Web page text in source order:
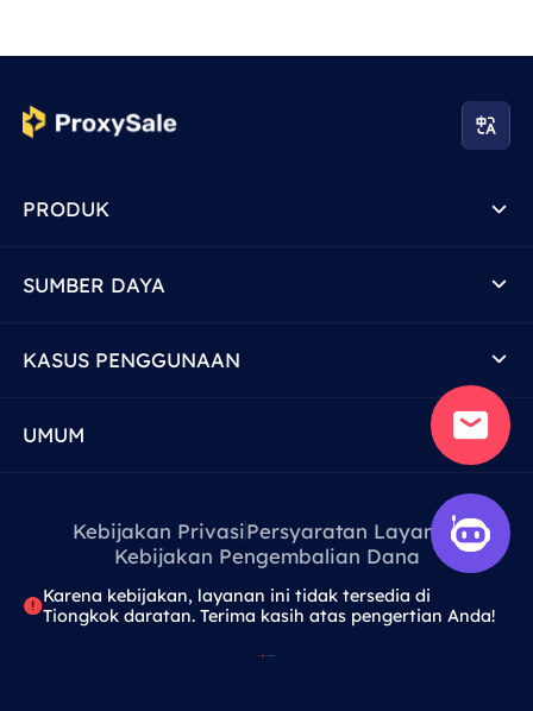
PRODUK
SUMBER DAYA
KASUS PENGGUNAAN
UMUM
Kebijakan PrivasiPersyaratan Layanan
Kebijakan Pengembalian Dana
Karena kebijakan, layanan ini tidak tersedia di
Tiongkok daratan. Terima kasih atas pengertian Anda!